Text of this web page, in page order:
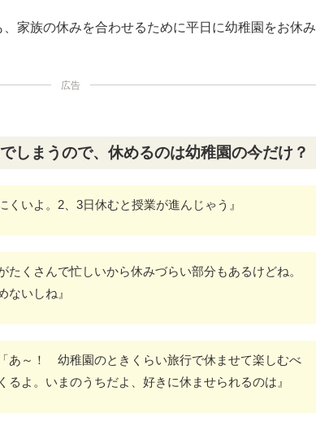
家族の休みを合わせるために平日に幼稚園をお休み
広告
しまうので、休めるのは幼稚園の今だけ？
くいよ。2、3日休むと授業が進んじゃう』
たくさんで忙しいから休みづらい部分もあるけどね。
ないしね』
あ～！ 幼稚園のときくらい旅行で休ませて楽しむべ
るよ。いまのうちだよ、好きに休ませられるのは』